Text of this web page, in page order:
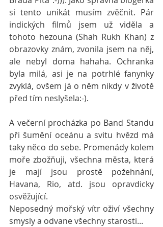
si tento unikát musím zvěčnit. Pár
indických filmů jsem už viděla a
tohoto hezouna (Shah Rukh Khan) z
obrazovky znám, zvonila jsem na něj,
ale nebyl doma hahaha. Ochranka
byla milá, asi je na potrhlé fanynky
zvyklá, ovšem já o něm nikdy v životě
před tím neslyšela:-).
A večerní procházka po Band Standu
při šumění oceánu a svitu hvězd má
taky něco do sebe. Promenády kolem
moře zbožňuji, všechna města, která
je mají jsou prostě požehnání,
Havana, Rio, atd. jsou opravdicky
osvěžující.
Neposedný mořský vítr oživí všechny
smysly a odvane všechny starosti...